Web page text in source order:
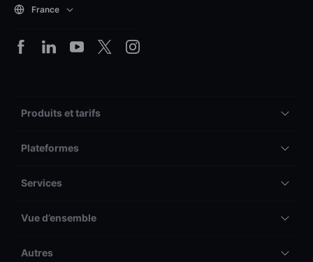
France
Produits et tarifs
Plateformes
Services
Vue d’ensemble
Autres